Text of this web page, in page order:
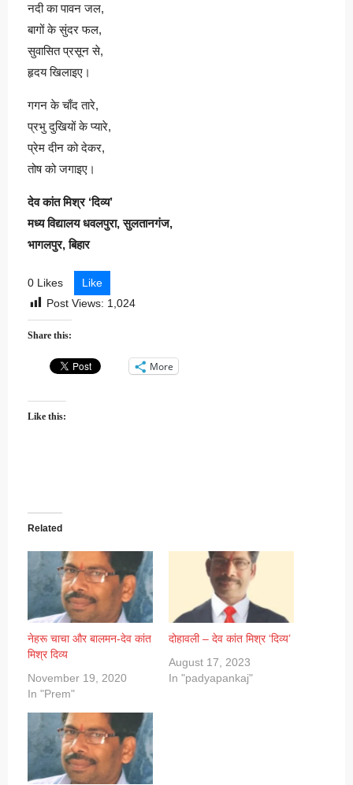
नदी का पावन जल,
बागों के सुंदर फल,
सुवासित प्रसून से,
हृदय खिलाइए।
गगन के चाँद तारे,
प्रभु दुखियों के प्यारे,
प्रेम दीन को देकर,
तोष को जगाइए।
देव कांत मिश्र ‘दिव्य’
मध्य विद्यालय धवलपुरा, सुलतानगंज,
भागलपुर, बिहार
0 Likes
Like
Post Views: 1,024
Share this:
More
Like this:
Related
नेहरू चाचा और बालमन-देव कांत
मिश्र दिव्य
November 19, 2020
In "Prem"
दोहावली – देव कांत मिश्र ‘दिव्य’
August 17, 2023
In "padyapankaj"